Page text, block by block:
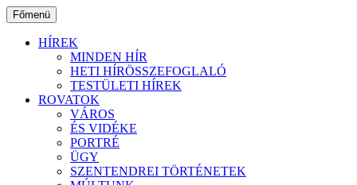
Ugrás
a
tartalomhoz
Főmenü
HÍREK
MINDEN HÍR
HETI HÍRÖSSZEFOGLALÓ
TESTÜLETI HÍREK
ROVATOK
VÁROS
ÉS VIDÉKE
PORTRÉ
ÜGY
SZENTENDREI TÖRTÉNETEK